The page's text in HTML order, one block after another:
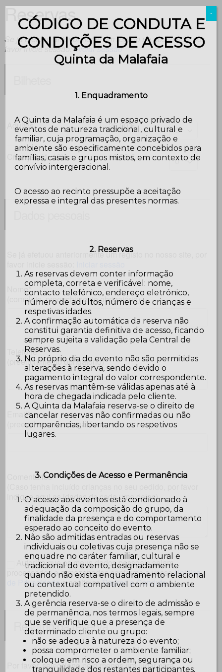
Reservas
Se já efetuou anteriormente um registo no nosso site, por
favor inicie sessão:Iniciar sessão
Adultos 25,00 €
Crianças (4~12) 12,50 €
Se já efetuou anteriormente um registo no nosso site, por
Nome*
(completo, preenchimento obrigatório)
Telefone *
(preenchimento obrigatório)
Email*
(preenchimento obrigatório)
Comentários
indique aqui as idades de cada uma delas)
Autorizo que os meus dados pessoais sejam
processados e armazenados conforme a vossaPolítica
de Privacidadee aceito asRegras e Conduta.
Resumo da reserva
Por favor, seleccione pelo menos um lugar para
CÓDIGO DE CONDUTA E
CONDIÇÕES DE ACESSO
Quinta da Malafaia
1. Enquadramento
A Quinta da Malafaia é um espaço privado de
eventos de natureza tradicional, cultural e
familiar, cuja programação, organização e
ambiente são especificamente concebidos para
famílias, casais e grupos mistos, em contexto de
convívio intergeracional.
O acesso ao recinto pressupõe a aceitação
expressa e integral das presentes normas.
2. Reservas
As reservas devem conter informação
completa, correta e verificável: nome,
contacto telefónico, endereço eletrónico,
número de adultos, número de crianças e
respetivas idades.
A confirmação automática da reserva não
constitui garantia definitiva de acesso, ficando
sempre sujeita a validação pela Central de
Reservas.
No próprio dia do evento não são permitidas
alterações à reserva, sendo devido o
pagamento integral do valor correspondente.
As reservas mantêm-se válidas apenas até à
hora de chegada indicada pelo cliente.
A Quinta da Malafaia reserva-se o direito de
cancelar reservas não confirmadas ou não
comparências, libertando os respetivos
lugares.
3. Condições de Acesso e Permanência
O acesso aos eventos está condicionado à
adequação da composição do grupo, da
finalidade da presença e do comportamento
esperado ao conceito do evento.
Não são admitidas entradas ou reservas
individuais ou coletivas cuja presença não se
enquadre no caráter familiar, cultural e
tradicional do evento, designadamente
quando não exista enquadramento relacional
ou contextual compatível com o ambiente
pretendido.
A gerência reserva-se o direito de admissão e
de permanência, nos termos legais, sempre
que se verifique que a presença de
determinado cliente ou grupo:
não se adequa à natureza do evento;
possa comprometer o ambiente familiar;
coloque em risco a ordem, segurança ou
tranquilidade dos restantes participantes.
-